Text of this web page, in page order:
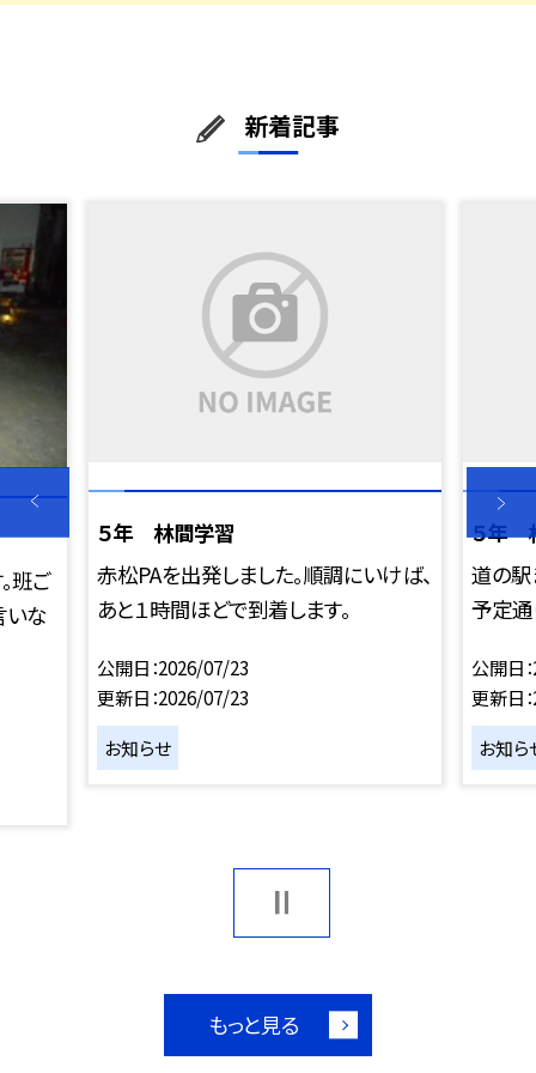
新着記事
班ご
いな
５年 林間学習
赤松PAを出発しました。順調にいけば、
あと１時間ほどで到着します。
公開日 2026/07/23
更新日 2026/07/23
お知らせ
５年
道の駅
予定通
公開日
更新日
お知ら
もっと見る